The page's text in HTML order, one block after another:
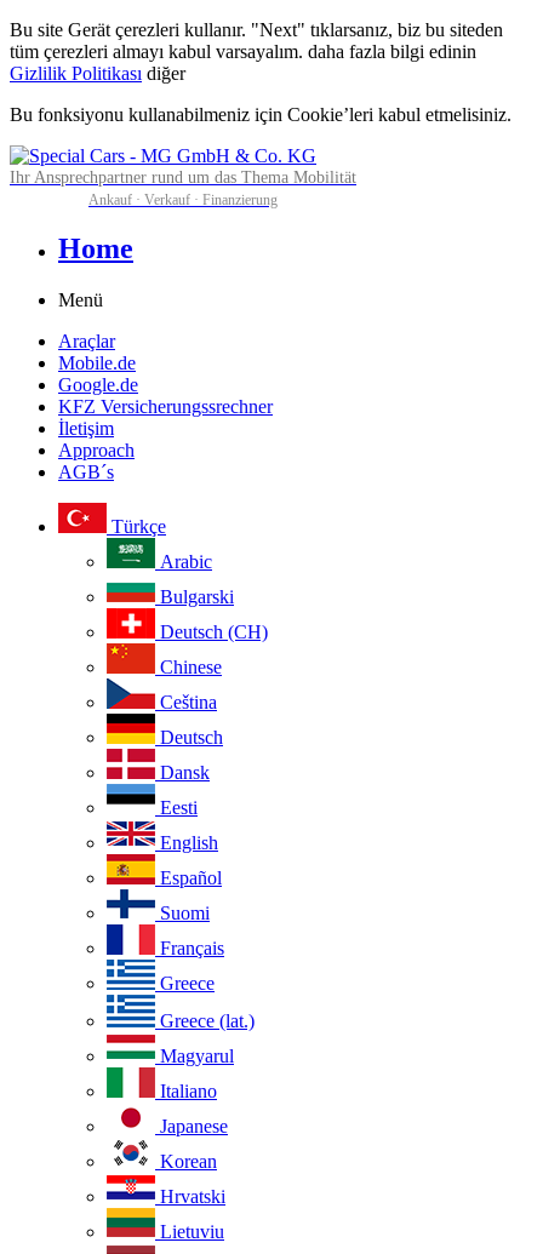
Bu site Gerät çerezleri kullanır. "Next" tıklarsanız, biz bu siteden
tüm çerezleri almayı kabul varsayalım. daha fazla bilgi edinin
Gizlilik Politikası diğer
Bu fonksiyonu kullanabilmeniz için Cookie’leri kabul etmelisiniz.
Ihr Ansprechpartner rund um das Thema Mobilität
Ankauf · Verkauf · Finanzierung
Home
Menü
Araçlar
Mobile.de
Google.de
KFZ Versicherungssrechner
İletişim
Approach
AGB´s
Türkçe
Arabic
Bulgarski
Deutsch (CH)
Chinese
Ceština
Deutsch
Dansk
Eesti
English
Español
Suomi
Français
Greece
Greece (lat.)
Magyarul
Italiano
Japanese
Korean
Hrvatski
Lietuviu